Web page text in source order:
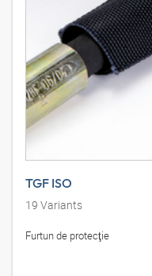
TGF ISO
19 Variants
Furtun de protecţie